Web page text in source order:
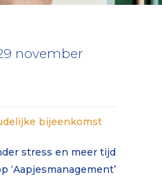
november
bijeenkomst
stress en meer tijd
‘Aapjesmanagement’